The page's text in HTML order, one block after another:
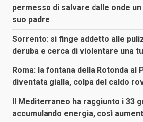
permesso di salvare dalle onde un
suo padre
Sorrento: si finge addetto alle
deruba e cerca di violentare una
Roma: la fontana della Rotonda al
diventata gialla, colpa del caldo
Il Mediterraneo ha raggiunto i 33
accumulando energia, così